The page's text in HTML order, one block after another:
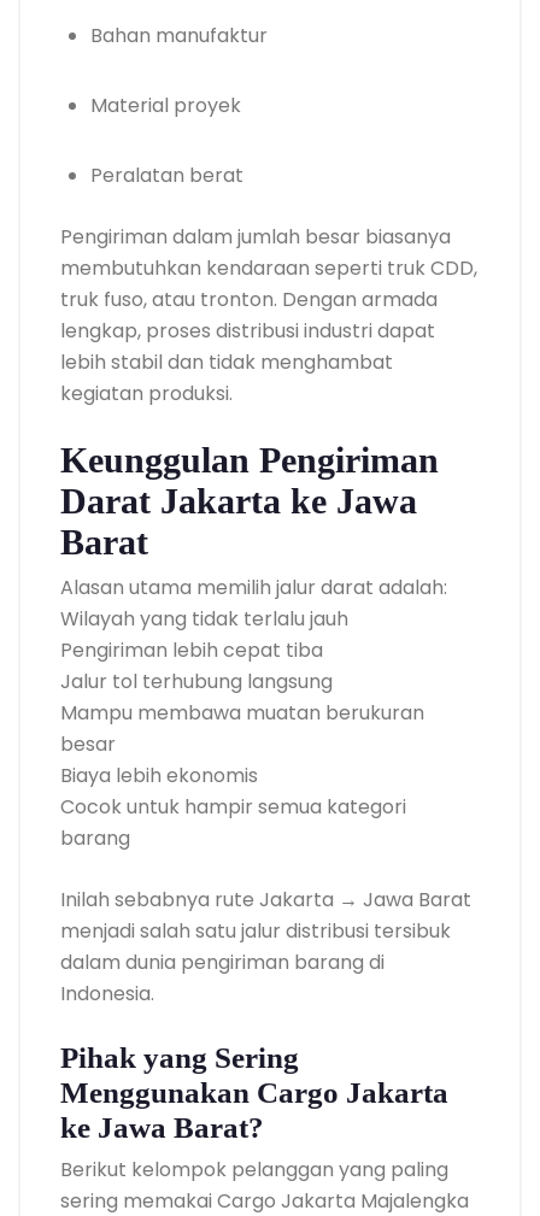
Bahan manufaktur
Material proyek
Peralatan berat
Pengiriman dalam jumlah besar biasanya
membutuhkan kendaraan seperti truk CDD,
truk fuso, atau tronton. Dengan armada
lengkap, proses distribusi industri dapat
lebih stabil dan tidak menghambat
kegiatan produksi.
Keunggulan Pengiriman
Darat Jakarta ke Jawa
Barat
Alasan utama memilih jalur darat adalah:
Wilayah yang tidak terlalu jauh
Pengiriman lebih cepat tiba
Jalur tol terhubung langsung
Mampu membawa muatan berukuran
besar
Biaya lebih ekonomis
Cocok untuk hampir semua kategori
barang
Inilah sebabnya rute Jakarta → Jawa Barat
menjadi salah satu jalur distribusi tersibuk
dalam dunia pengiriman barang di
Indonesia.
Pihak yang Sering
Menggunakan Cargo Jakarta
ke Jawa Barat?
Berikut kelompok pelanggan yang paling
sering memakai Cargo Jakarta Majalengka